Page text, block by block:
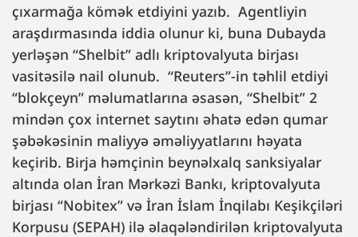
çıxarmağa kömək etdiyini yazıb. Agentliyin
araşdırmasında iddia olunur ki, buna Dubayda
yerləşən “Shelbit” adlı kriptovalyuta birjası
vasitəsilə nail olunub. “Reuters”-in təhlil etdiyi
“blokçeyn” məlumatlarına əsasən, “Shelbit” 2
mindən çox internet saytını əhatə edən qumar
şəbəkəsinin maliyyə əməliyyatlarını həyata
keçirib. Birja həmçinin beynəlxalq sanksiyalar
altında olan İran Mərkəzi Bankı, kriptovalyuta
birjası “Nobitex” və İran İslam İnqilabı Keşikçiləri
Korpusu (SEPAH) ilə əlaqələndirilən kriptovalyuta